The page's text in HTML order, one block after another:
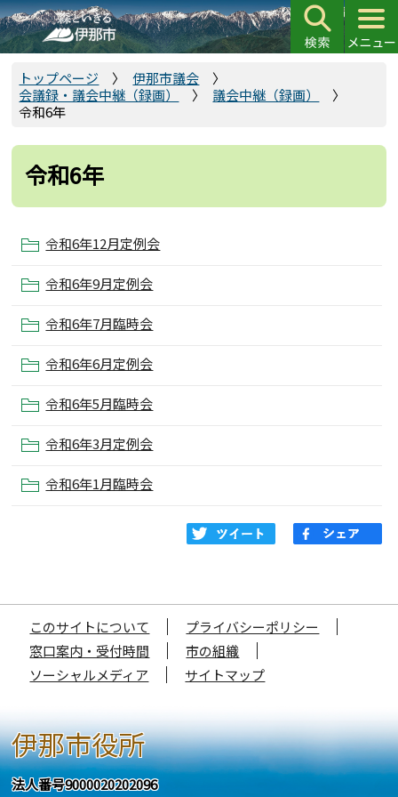
こ
の
ペ
先
トップページ
伊那市議会
会議録・議会中継（録画）
議会中継（録画）
令和6年
令和6年
令和6年12月定例会
令和6年9月定例会
令和6年7月臨時会
令和6年6月定例会
令和6年5月臨時会
令和6年3月定例会
令和6年1月臨時会
このサイトについて
プライバシーポリシー
窓口案内・受付時間
市の組織
ソーシャルメディア
サイトマップ
伊那市役所
法人番号9000020202096